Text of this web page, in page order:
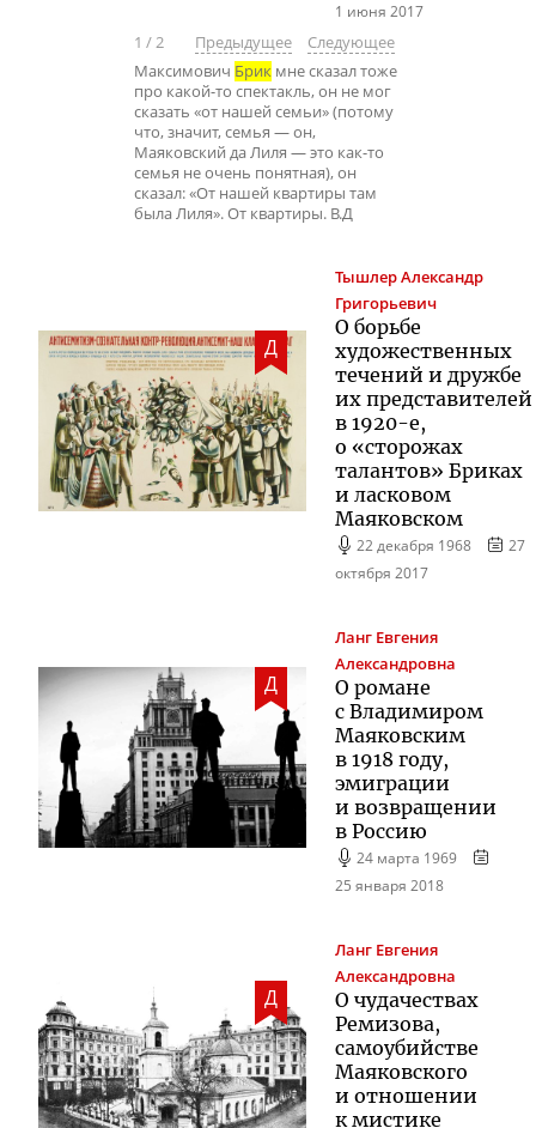
1 июня 2017
1 /2 Предыдущее
Следующее
Максимович Брик мне сказал тоже
про какой-то спектакль, он не мог
сказать «от нашей семьи» (потому
что, значит, семья — он,
Маяковский да Лиля — это как-то
семья не очень понятная), он
сказал: «От нашей квартиры там
была Лиля». От квартиры. В.Д
Д
ТышлерАлександр
Григорьевич
О борьбе
художественных
течений и дружбе
их представителей
в 1920-е,
о «сторожах
талантов» Бриках
и ласковом
Маяковском
22 декабря 1968
27
октября 2017
Д
Ланг Евгения
Александровна
О романе
с Владимиром
Маяковским
в 1918 году,
эмиграции
и возвращении
в Россию
24 марта 1969
25 января 2018
Д
Ланг Евгения
Александровна
О чудачествах
Ремизова,
самоубийстве
Маяковского
и отношении
к мистике